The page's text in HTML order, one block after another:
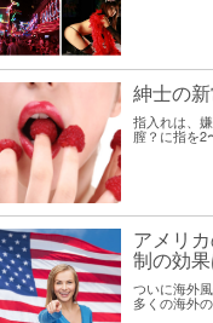
紳士の
指入れは、
膣？に指を2
アメリ
制の効
ついに海外
多くの海外